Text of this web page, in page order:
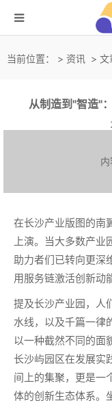
当前位置： > 资讯 > 文
从制造到"智造"
内
在长沙产业版图的南
上演。当大多数产
助力者们已转向更深
用服务链激活创新动
提及长沙产业园，人
水线，以及千篇一律
以一种截然不同的面
长沙屿园区在发展实
间上的集聚，更是一
体的创新生态体系。